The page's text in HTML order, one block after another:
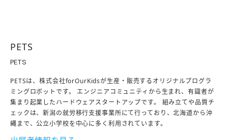
PETS
PETS
PETSは、株式会社forOurKidsが生産・販売するオリジナルプログラ
ミングロボットです。 エンジニアコミュニティから生まれ、有識者が
集まり起業したハードウェアスタートアップです。 組み立てや品質チ
ェックは、新潟の就労移行支援事業所にて行っており、北海道から沖
縄まで、公立小学校を中心に多く利用されています。